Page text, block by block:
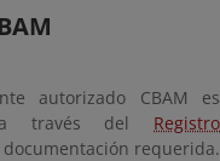
autorizado CBAM es
a través del Registro
requerida.